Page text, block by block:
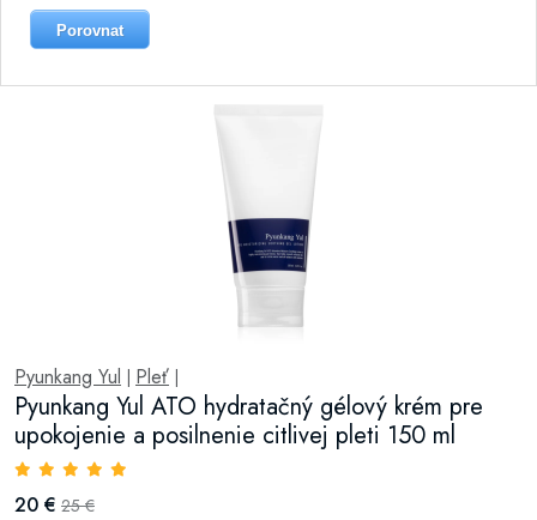
Porovnat
Pyunkang Yul Pleť
Pyunkang Yul ATO hydratačný gélový krém pre
upokojenie a posilnenie citlivej pleti 150 ml
20 € 25 €